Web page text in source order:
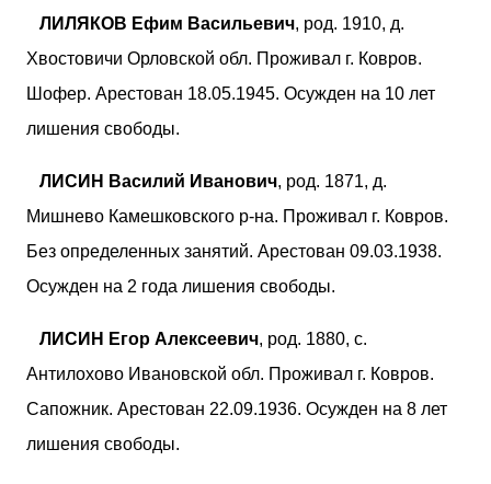
ЛИЛЯКОВ Ефим Васильевич, род. 1910, д.
Хвостовичи Орловской обл. Проживал г. Ковров.
Шофер. Арестован 18.05.1945. Осужден на 10 лет
лишения свободы.
ЛИСИН Василий Иванович, род. 1871, д.
Мишнево Камешковского р-на. Проживал г. Ковров.
Без определенных занятий. Арестован 09.03.1938.
Осужден на 2 года лишения свободы.
ЛИСИН Егор Алексеевич, род. 1880, с.
Антилохово Ивановской обл. Проживал г. Ковров.
Сапожник. Арестован 22.09.1936. Осужден на 8 лет
лишения свободы.